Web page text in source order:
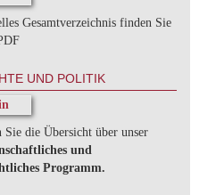
Gesamtverzeichnis finden Sie
UND POLITIK
Sie die Übersicht über unser
und
Programm.